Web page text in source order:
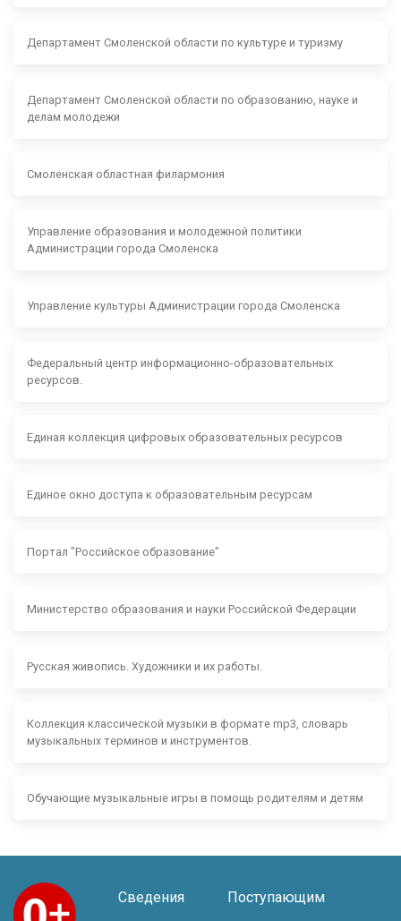
Департамент Смоленской области по культуре и туризму
Департамент Смоленской области по образованию, науке и
делам молодежи
Смоленская областная филармония
Управление образования и молодежной политики
Администрации города Смоленска
Управление культуры Администрации города Смоленска
Федеральный центр информационно-образовательных
ресурсов.
Единая коллекция цифровых образовательных ресурсов
Единое окно доступа к образовательным ресурсам
Портал "Российское образование"
Министерство образования и науки Российской Федерации
Русская живопись. Художники и их работы.
Коллекция классической музыки в формате mp3, словарь
музыкальных терминов и инструментов.
Обучающие музыкальные игры в помощь родителям и детям
Сведения
Поступающим